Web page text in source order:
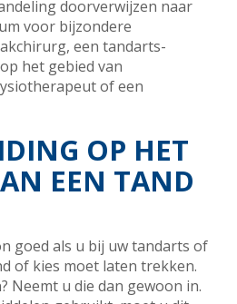
doorverwijzen naar
voor bijzondere
een tandarts-
het gebied van
of een
OP HET
EEN TAND
goed als u bij uw tandarts of
of kies moet laten trekken.
Neemt u die dan gewoon in.